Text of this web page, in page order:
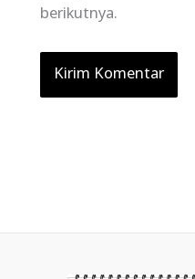
berikutnya.